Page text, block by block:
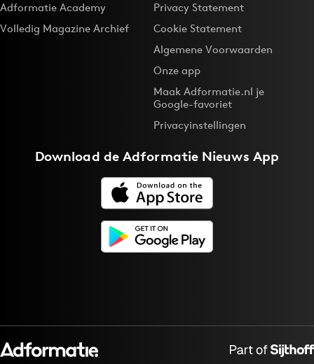
Topics
Digital transformation
Martech
Adformatie Academy
Volledig Magazine Archief
Privacy Statement
Cookie Statement
Algemene Voorwaarden
Onze app
Maak Adformatie.nl je
Google-favoriet
Privacyinstellingen
Download deAdformatie Nieuws App